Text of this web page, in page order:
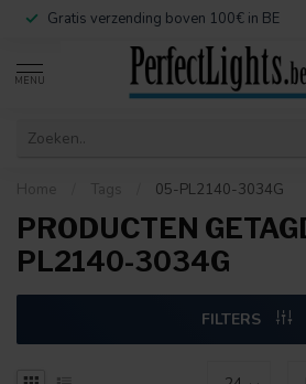
Gratis verzending boven 100€ in BE
MENU
Home Tags 05-PL2140-3034G
PRODUCTEN
PL2140-3034G
FILTERS